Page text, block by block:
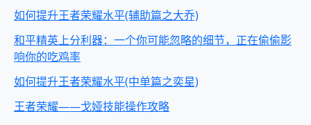
如何提升王者荣耀水平(辅助篇之大乔)
和平精英上分利器：一个你可能忽略的细节，正在偷偷影
响你的吃鸡率
如何提升王者荣耀水平(中单篇之奕星)
王者荣耀——戈娅技能操作攻略